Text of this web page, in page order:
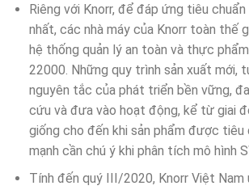
Riêng với Knorr, để đáp ứng tiêu
nhất, các nhà máy của Knorr toàn thế
hệ thống quản lý an toàn và thực
22000. Những quy trình sản xuất mới,
nguyên tắc của phát triển bền vững,
cứu và đưa vào hoạt động, kể từ giai
giống cho đến khi sản phẩm được tiêu
mạnh cần chú ý khi phân tích mô hình
Tính đến quý III/2020, Knorr Việt